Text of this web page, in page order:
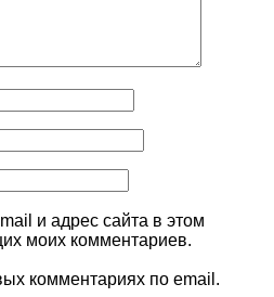
и адрес сайта в этом
моих комментариев.
комментариях по email.